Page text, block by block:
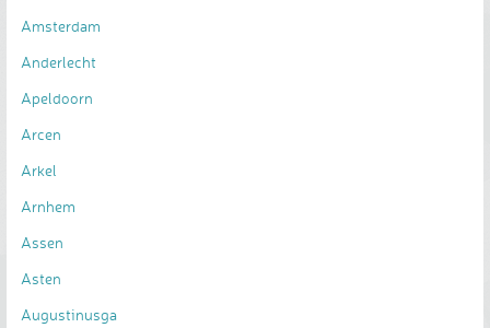
Amsterdam
Anderlecht
Apeldoorn
Arcen
Arkel
Arnhem
Assen
Asten
Augustinusga